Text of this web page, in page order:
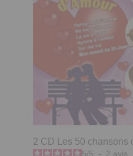
2 CD Les 50 chansons
5/5 - 2 avis